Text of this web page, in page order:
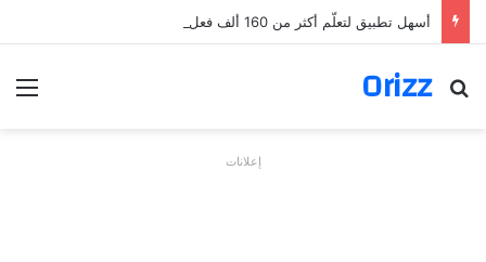
أسهل تطبيق لتعلّم أكثر من 160 ألف فعل بالألمانية
Orizz
بحث عن
إعلانات